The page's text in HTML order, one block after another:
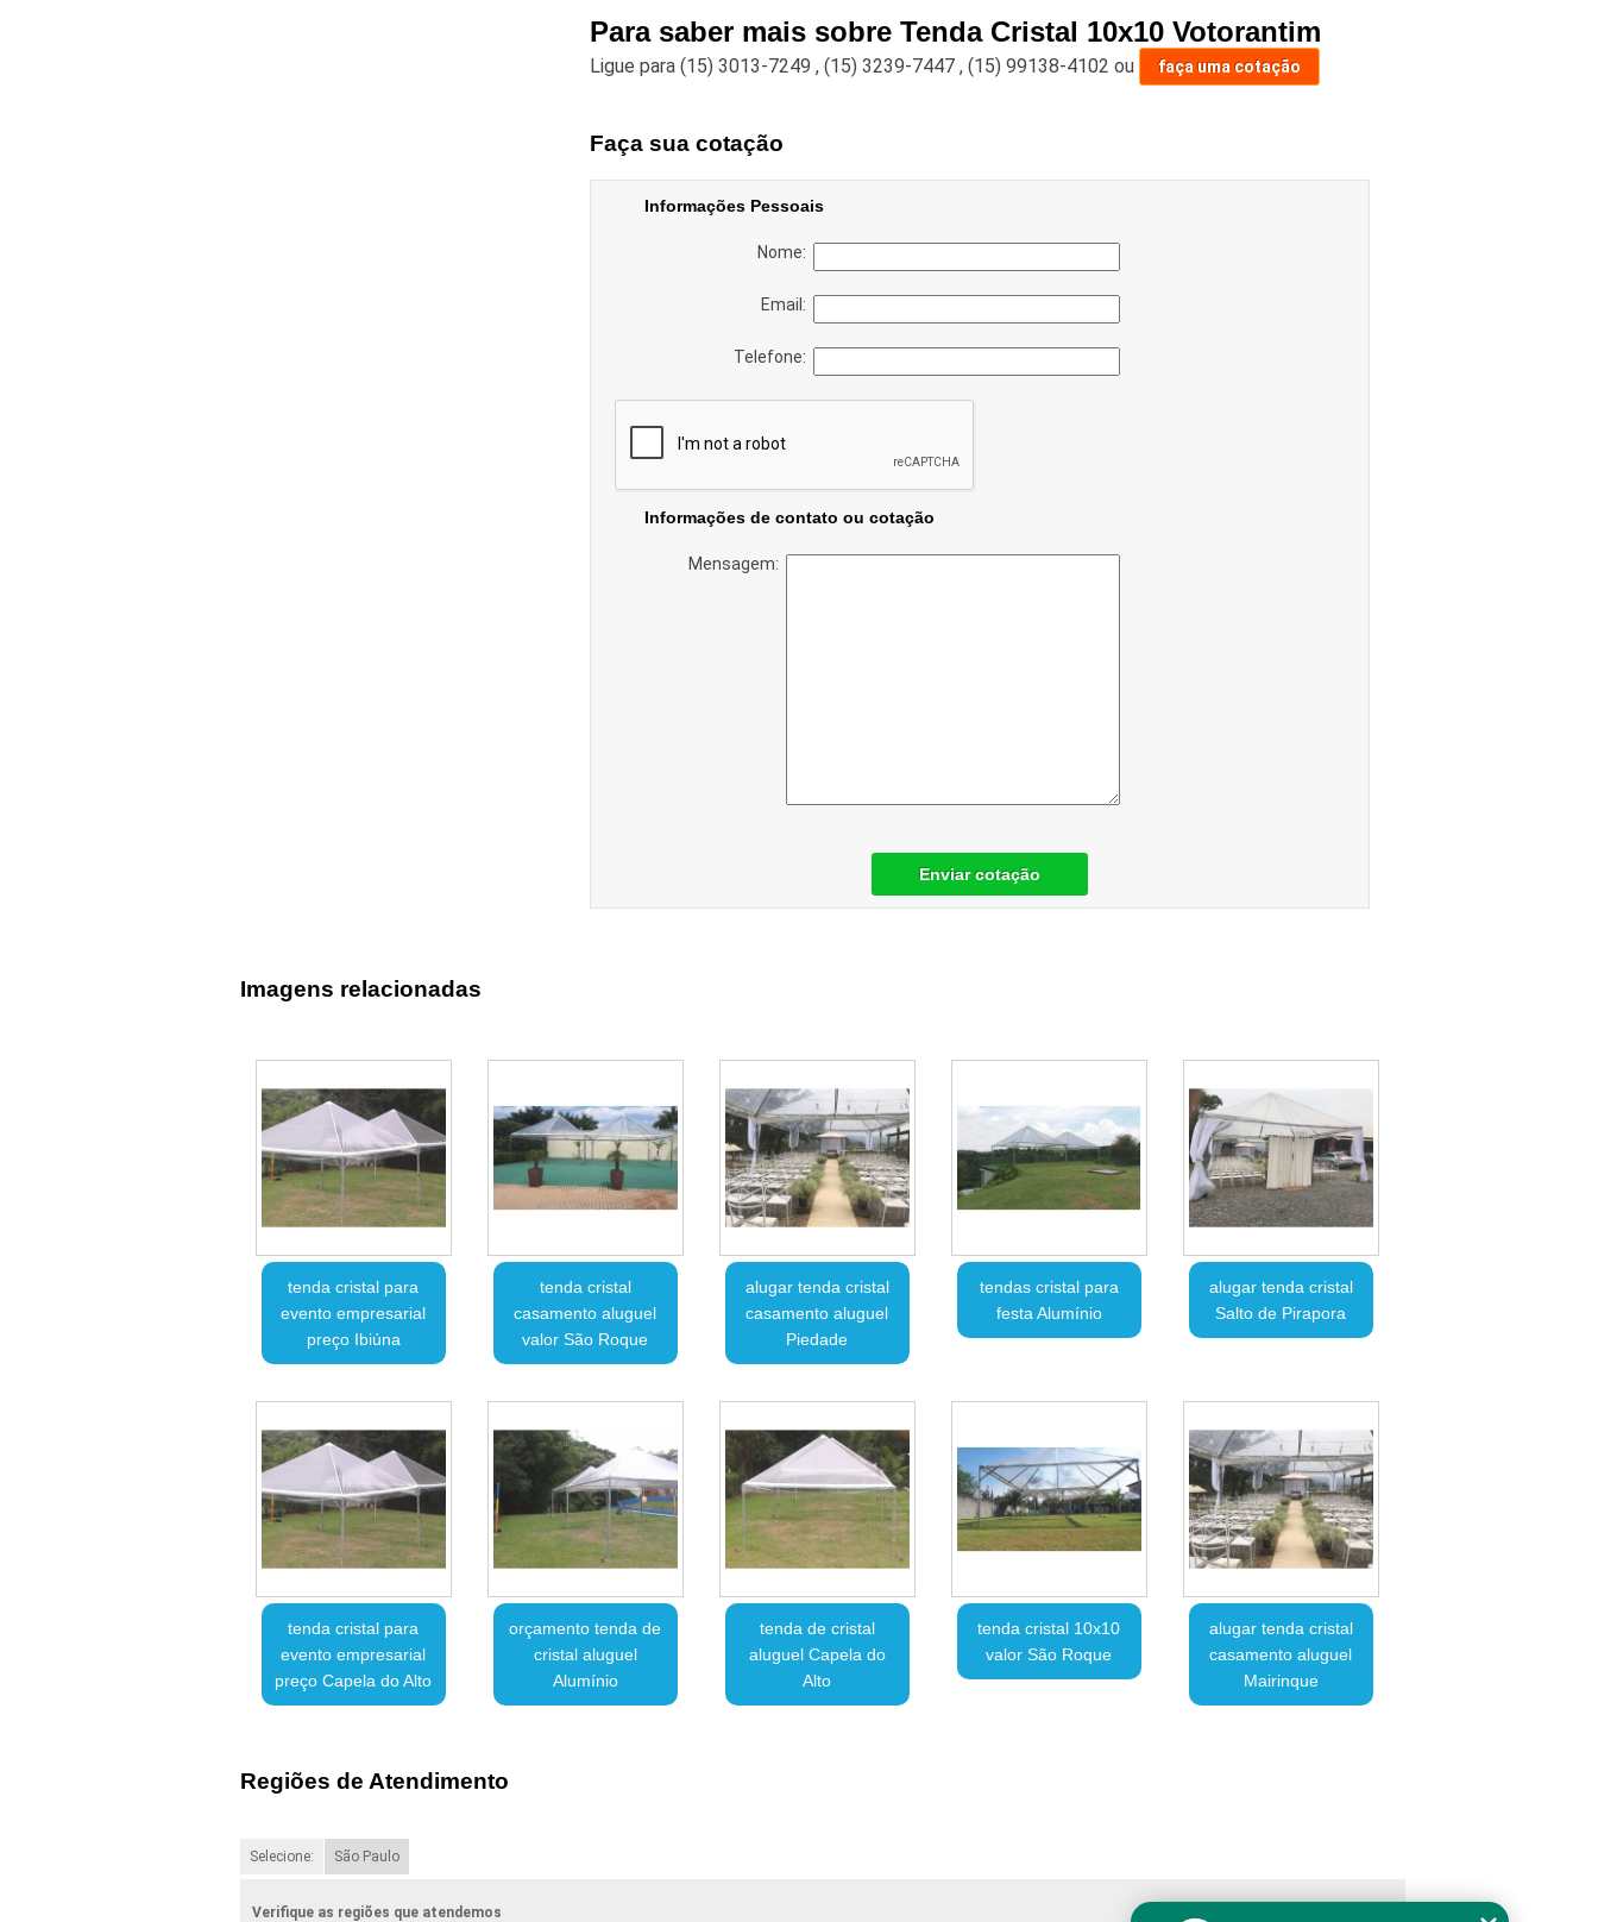
Para saber mais sobre Tenda Cristal 10x10 Votorantim
Ligue para (15) 3013-7249 , (15) 3239-7447 , (15) 99138-4102 ou faça uma cotação
Faça sua cotação
Informações Pessoais
Nome:
Email:
Telefone:
Informações de contato ou cotação
Mensagem:
Enviar cotação
Imagens relacionadas
tenda cristal para
evento empresarial
preço Ibiúna
tenda cristal
casamento aluguel
valor São Roque
alugar tenda cristal
casamento aluguel
Piedade
tendas cristal para
festa Alumínio
alugar tenda cristal
Salto de Pirapora
tenda cristal para
evento empresarial
preço Capela do Alto
orçamento tenda de
cristal aluguel
Alumínio
tenda de cristal
aluguel Capela do
Alto
tenda cristal 10x10
valor São Roque
alugar tenda cristal
casamento aluguel
Mairinque
Regiões de Atendimento
Selecione: São Paulo
Verifique as regiões que atendemos